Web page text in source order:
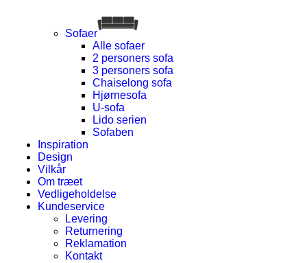
Sofaer
Alle sofaer
2 personers sofa
3 personers sofa
Chaiselong sofa
Hjørnesofa
U-sofa
Lido serien
Sofaben
Inspiration
Design
Vilkår
Om træet
Vedligeholdelse
Kundeservice
Levering
Returnering
Reklamation
Kontakt